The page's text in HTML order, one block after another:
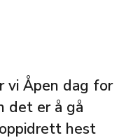
vi Åpen dag for
det er å gå
hest